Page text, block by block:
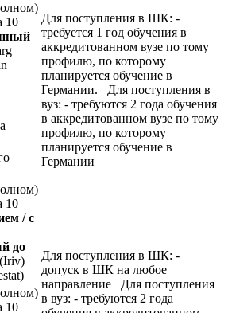
10
Для поступления в ШК: -
требуется 1 год обучения в
аккредитованном вузе по тому
профилю, по которому
планируется обучение в
Германии. Для поступления в
вуз: - требуются 2 года обучения
в аккредитованном вузе по тому
профилю, по которому
планируется обучение в
Германии
10
/ с
до
Для поступления в ШК: -
допуск в ШК на любое
направление Для поступления
в вуз: - требуются 2 года
10